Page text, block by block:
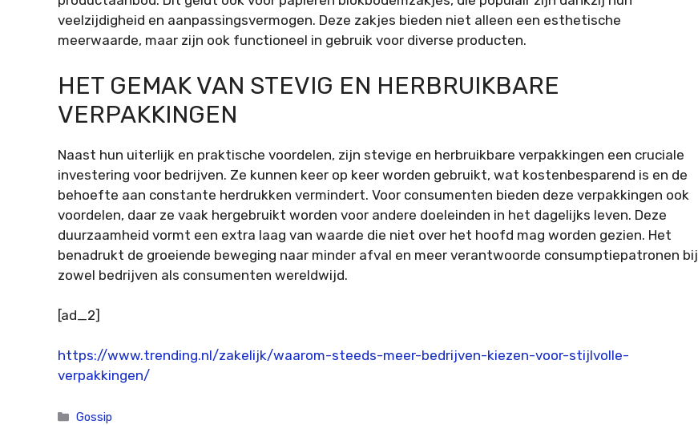
veelzijdigheid en aanpassingsvermogen. Deze zakjes bieden niet alleen een esthetische
meerwaarde, maar zijn ook functioneel in gebruik voor diverse producten.
HET GEMAK VAN STEVIG EN HERBRUIKBARE
VERPAKKINGEN
Naast hun uiterlijk en praktische voordelen, zijn stevige en herbruikbare verpakkingen een cruciale
investering voor bedrijven. Ze kunnen keer op keer worden gebruikt, wat kostenbesparend is en de
behoefte aan constante herdrukken vermindert. Voor consumenten bieden deze verpakkingen ook
voordelen, daar ze vaak hergebruikt worden voor andere doeleinden in het dagelijks leven. Deze
duurzaamheid vormt een extra laag van waarde die niet over het hoofd mag worden gezien. Het
benadrukt de groeiende beweging naar minder afval en meer verantwoorde consumptiepatronen bij
zowel bedrijven als consumenten wereldwijd.
[ad_2]
https://www.trending.nl/zakelijk/waarom-steeds-meer-bedrijven-kiezen-voor-stijlvolle-
verpakkingen/
Categorieën
Gossip